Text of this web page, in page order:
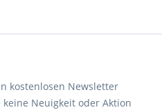
kostenlosen Newsletter
keine Neuigkeit oder Aktion